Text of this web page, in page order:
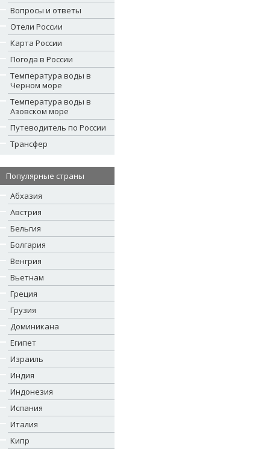
Вопросы и ответы
Отели России
Карта России
Погода в России
Температура воды в
Черном море
Температура воды в
Азовском море
Путеводитель по России
Трансфер
Популярные страны
Абхазия
Австрия
Бельгия
Болгария
Венгрия
Вьетнам
Греция
Грузия
Доминикана
Египет
Израиль
Индия
Индонезия
Испания
Италия
Кипр